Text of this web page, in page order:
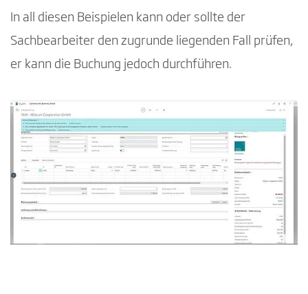
In all diesen Beispielen kann oder sollte der
Sachbearbeiter den zugrunde liegenden Fall prüfen,
er kann die Buchung jedoch durchführen.